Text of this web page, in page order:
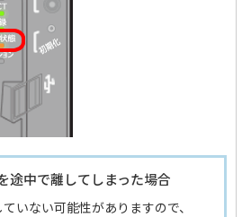
途中で離してしまった場合
いない可能性がありますので、